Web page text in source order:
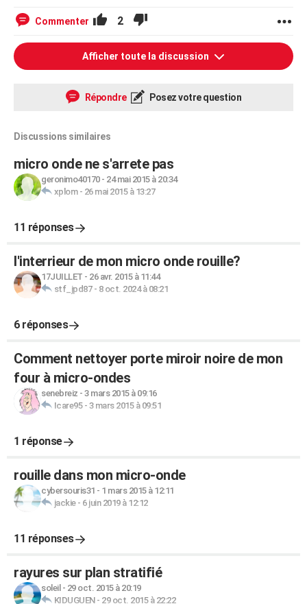
Commenter 2
Afficher toute la discussion
Répondre Posez votre question
Discussions similaires
micro onde ne s'arrete pas
geronimo40170- 24 mai 2015 à 20:34
xplom- 26 mai 2015 à 13:27
11 réponses
l'interrieur de mon micro onde rouille?
17JUILLET - 26 avr. 2015 à 11:44
stf_jpd87- 8 oct. 2024 à 08:21
6 réponses
Comment nettoyer porte miroir noire de mon
four à micro-ondes
senebreiz - 3 mars 2015 à 09:16
Icare95- 3 mars 2015 à 09:51
1 réponse
rouille dans mon micro-onde
cybersouris31 - 1 mars 2015 à 12:11
jackie- 6 juin 2019 à 12:12
11 réponses
rayures sur plan stratifié
soleil - 29 oct. 2015 à 20:19
KIDUGUEN- 29 oct. 2015 à 22:22